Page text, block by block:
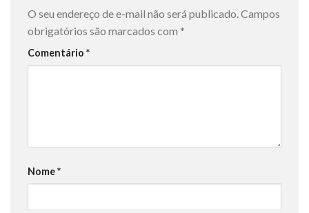
O seu endereço de e-mail não será publicado.Campos
obrigatórios são marcados com *
Comentário *
Nome*